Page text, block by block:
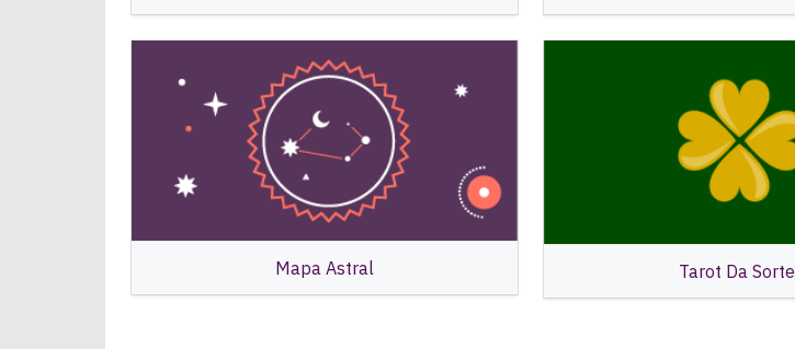
Mapa Astral Tarot Da Sorte